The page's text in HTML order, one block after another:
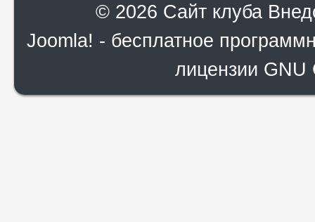
© 2026 Сайт клуба
Joomla! - бесплатное
лицензии GNU